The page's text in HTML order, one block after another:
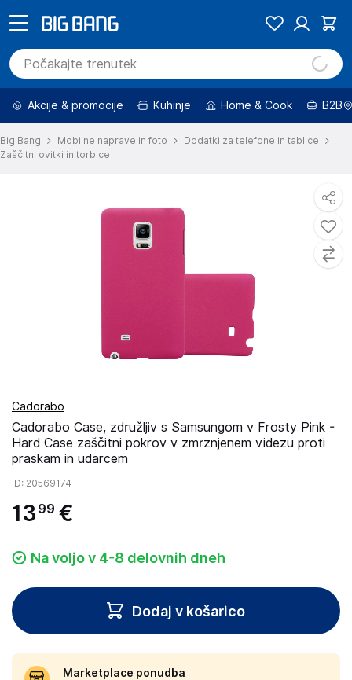
Akcije & promocije Kuhinje Home & Cook B2B
Big Bang Mobilne naprave in foto
Dodatki za telefone in tablice
Zaščitni ovitki in torbice
Cadorabo
Cadorabo Case, združljiv s Samsungom v Frosty Pink -
Hard Case zaščitni pokrov v zmrznjenem videzu proti
praskam in udarcem
ID: 20569174
13 99 €
Na voljo v 4-8 delovnih dneh
Dodaj v košarico
Marketplace ponudba